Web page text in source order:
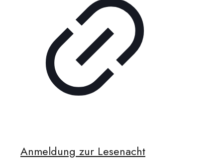
Anmeldung zur Lesenacht